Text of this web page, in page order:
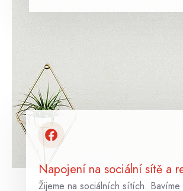
Napojení na sociální sítě a
Žijeme na sociálních sítích. Bavíme